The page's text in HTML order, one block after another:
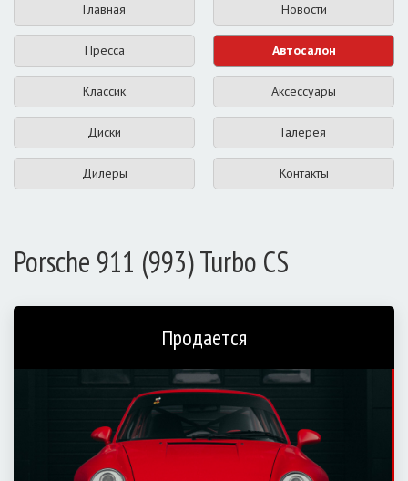
Главная Новости
Пресса Автосалон
Классик Аксессуары
Диски Галерея
Дилеры Контакты
Porsche 911 (993) Turbo CS
Продается